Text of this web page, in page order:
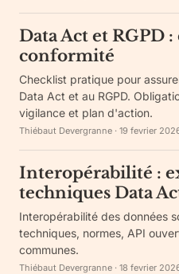
Data Act et RGPD
conformité
Checklist pratique pour
Data Act et au RGPD.
vigilance et plan d'action.
Thiébaut Devergranne · 19 fevrier
Interopérabilité :
techniques Data
Interopérabilité des données
techniques, normes, API
communes.
Thiébaut Devergranne · 18 fevrier